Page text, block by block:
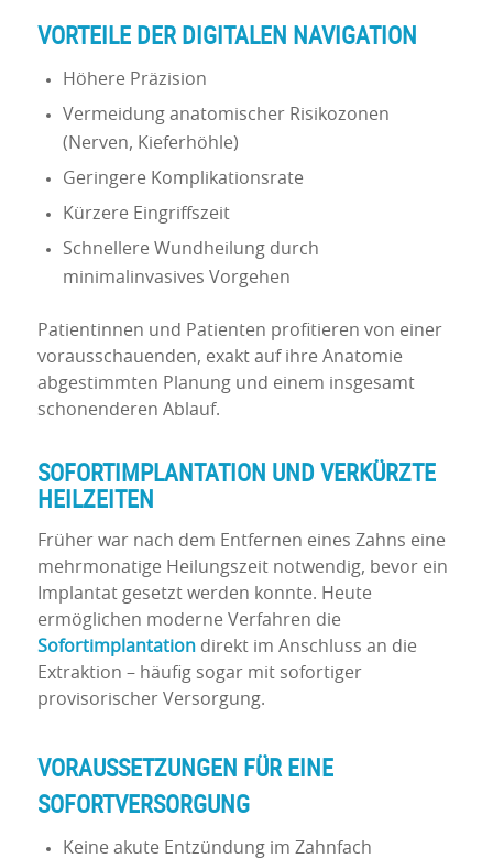
VORTEILE DER DIGITALEN NAVIGATION
Höhere Präzision
Vermeidung anatomischer Risikozonen
(Nerven, Kieferhöhle)
Geringere Komplikationsrate
Kürzere Eingriffszeit
Schnellere Wundheilung durch
minimalinvasives Vorgehen
Patientinnen und Patienten profitieren von einer
vorausschauenden, exakt auf ihre Anatomie
abgestimmten Planung und einem insgesamt
schonenderen Ablauf.
SOFORTIMPLANTATION UND VERKÜRZTE
HEILZEITEN
Früher war nach dem Entfernen eines Zahns eine
mehrmonatige Heilungszeit notwendig, bevor ein
Implantat gesetzt werden konnte. Heute
ermöglichen moderne Verfahren die
Sofortimplantationdirekt im Anschluss an die
Extraktion – häufig sogar mit sofortiger
provisorischer Versorgung.
VORAUSSETZUNGEN FÜR EINE
SOFORTVERSORGUNG
Keine akute Entzündung im Zahnfach